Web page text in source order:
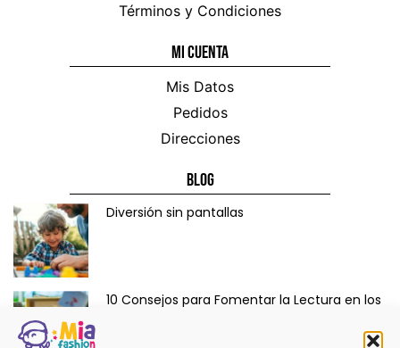
Términos y Condiciones
Mi CUENTA
Mis Datos
Pedidos
Direcciones
Blog
Diversión sin pantallas
10 Consejos para Fomentar la Lectura en los